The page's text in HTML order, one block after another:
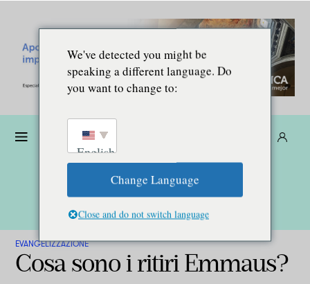
EVANGELIZZAZIONE
Cosa sono i ritiri Emmaus?
We've detected you might be
speaking a different language. Do
you want to change to:
English
Change Language
Close and do not switch language